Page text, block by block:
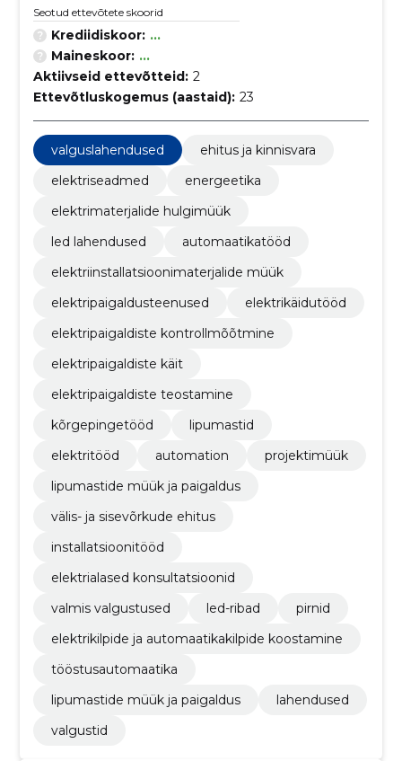
Seotud ettevõtete skoorid
Krediidiskoor: ...
Maineskoor: ...
Aktiivseid ettevõtteid: 2
Ettevõtluskogemus (aastaid): 23
valguslahendused
ehitus ja kinnisvara
elektriseadmed
energeetika
elektrimaterjalide hulgimüük
led lahendused
automaatikatööd
elektriinstallatsioonimaterjalide müük
elektripaigaldusteenused
elektrikäidutööd
elektripaigaldiste kontrollmõõtmine
elektripaigaldiste käit
elektripaigaldiste teostamine
kõrgepingetööd
lipumastid
elektritööd
automation
projektimüük
lipumastide müük ja paigaldus
välis- ja sisevõrkude ehitus
installatsioonitööd
elektrialased konsultatsioonid
valmis valgustused
led-ribad
pirnid
elektrikilpide ja automaatikakilpide koostamine
tööstusautomaatika
lipumastide müük ja paigaldus
lahendused
valgustid